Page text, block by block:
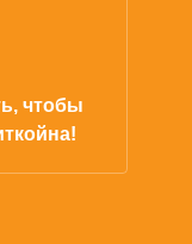
чтобы